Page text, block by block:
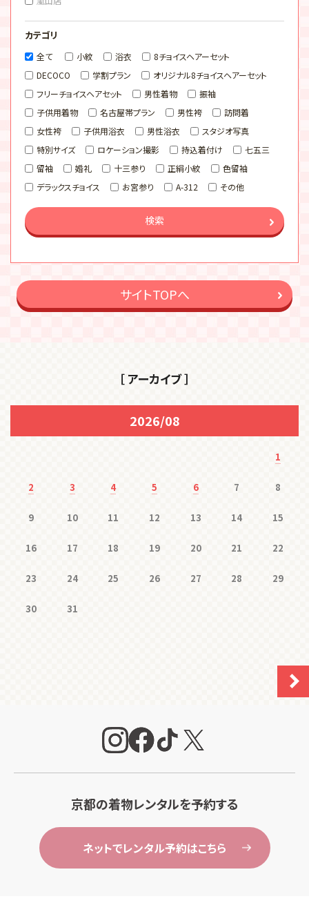
カテゴリ
全て 小紋 浴衣
8チョイスヘアーセット
DECOCO
学割プラン
オリジナル8チョイスヘアーセット
フリーチョイスヘアセット
男性着物
振袖
子供用着物
名古屋帯プラン 男性袴
訪問着
女性袴
子供用浴衣 男性浴衣
スタジオ写真
特別サイズ
ロケーション撮影 持込着付け
七五三
留袖
婚礼 十三参り 正絹小紋
色留袖
デラックスチョイス
お宮参り A-312 その他
検索
サイトTOPへ
［ アーカイブ ］
2026/08
1
2 3 4 5 6 7 8
9 10 11 12 13 14 15
16 17 18 19 20 21 22
23 24 25 26 27 28 29
30 31
京都の着物レンタルを予約する
ネットでレンタル予約はこちら